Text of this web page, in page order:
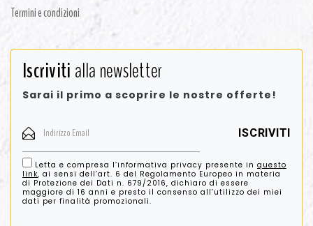
Termini e condizioni
Iscrivitialla newsletter
Sarai il primo a scoprire le nostre offerte!
Letta e compresa l’informativa privacy presente in questo
link, ai sensi dell’art. 6 del Regolamento Europeo in materia
di Protezione dei Dati n. 679/2016, dichiaro di essere
maggiore di 16 anni e presto il consenso all’utilizzo dei miei
dati per finalità promozionali.